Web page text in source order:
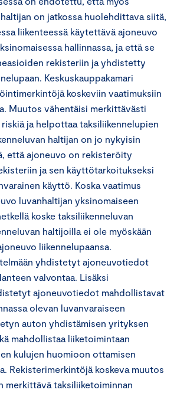
on jatkossa huolehdittava siitä,
liikenteessä käytettävä ajoneuvo
hallinnassa, ja että se
rekisteriin ja yhdistetty
Keskuskauppakamari
koskeviin vaatimuksiin
Muutos vähentäisi merkittävästi
ja helpottaa taksiliikennelupien
haltijan on jo nykyisin
että ajoneuvo on rekisteröity
ja sen käyttötarkoitukseksi
käyttö. Koska vaatimus
luvanhaltijan yksinomaiseen
koske taksiliikenneluvan
haltijoilla ei ole myöskään
liikennelupaansa.
yhdistetyt ajoneuvotiedot
valvontaa. Lisäksi
ajoneuvotiedot mahdollistavat
olevan luvanvaraiseen
auton yhdistämisen yrityksen
mahdollistaa liiketoimintaan
kulujen huomioon ottamisen
Rekisterimerkintöjä koskeva muutos
merkittävä taksiliiketoiminnan